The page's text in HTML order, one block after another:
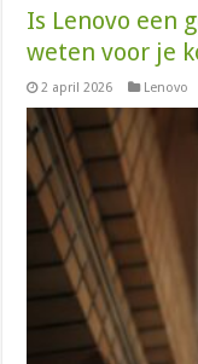
Is Lenovo een
weten voor je
2 april 2026 Lenovo